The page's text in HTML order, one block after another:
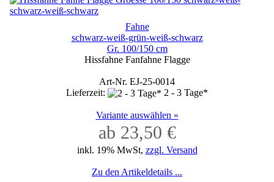
Fahne
schwarz-weiß-grün-weiß-schwarz
Gr. 100/150 cm
Hissfahne Fanfahne Flagge
Art-Nr. EJ-25-0014
Lieferzeit:
2 - 3 Tage*
Variante auswählen »
ab 23,50 €
inkl. 19% MwSt, zzgl. Versand
Zu den Artikeldetails ...